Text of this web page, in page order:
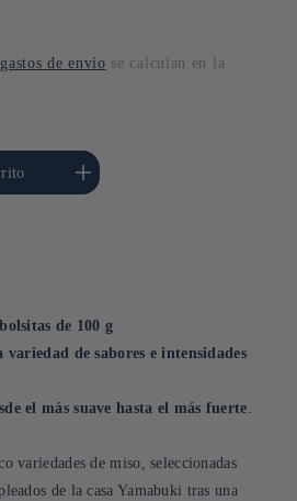
gastos de envío se calculan en la
cantidad para Default
Title
de 100 g
de sabores e intensidades
el más suave hasta el más fuerte.
variedades de miso, seleccionadas
de la casa Yamabuki tras una